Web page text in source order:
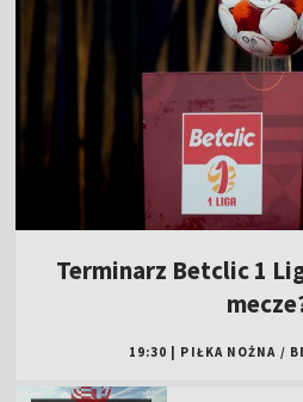
Terminarz Betclic 1
19:30 PIŁKA NOŻNA /